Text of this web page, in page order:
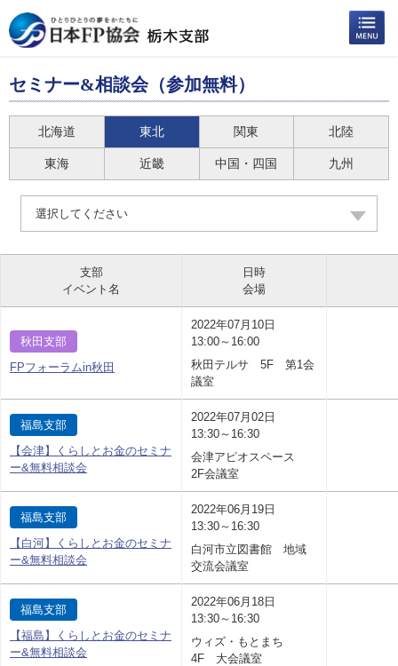
セミナー&相談会（参加無料）
北海道 東北 関東 北陸
東海 近畿 中国・四国 九州
選択してください
支部
イベント名
日時
会場
秋田支部
FPフォーラムin秋田
2022年07月10日
13:00～16:00
秋田テルサ 5F 第1会
議室
福島支部
【会津】くらしとお金のセミナ
ー&無料相談会
2022年07月02日
13:30～16:30
会津アピオスペース
2F会議室
福島支部
【白河】くらしとお金のセミナ
ー&無料相談会
2022年06月19日
13:30～16:30
白河市立図書館 地域
交流会議室
福島支部
【福島】くらしとお金のセミナ
ー&無料相談会
2022年06月18日
13:30～16:30
ウィズ・もとまち
4F 大会議室